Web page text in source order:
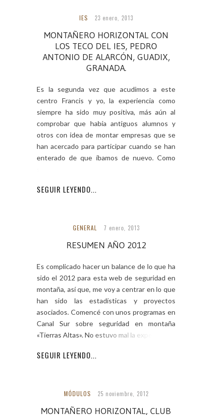
IES 23 enero, 2013
MONTAÑERO HORIZONTAL CON
LOS TECO DEL IES, PEDRO
ANTONIO DE ALARCÓN, GUADIX,
GRANADA.
Es la segunda vez que acudimos a este
centro Francis y yo, la experiencia como
siempre ha sido muy positiva, más aún al
comprobar que había antiguos alumnos y
otros con idea de montar empresas que se
han acercado para participar cuando se han
enterado de que íbamos de nuevo. Como
SEGUIR LEYENDO...
GENERAL 7 enero, 2013
RESUMEN AÑO 2012
Es complicado hacer un balance de lo que ha
sido el 2012 para esta web de seguridad en
montaña, así que, me voy a centrar en lo que
han sido las estadísticas y proyectos
asociados. Comencé con unos programas en
Canal Sur sobre seguridad en montaña
«Tierras Altas». No estuvo mal la experiencia,
SEGUIR LEYENDO...
MÓDULOS 25 noviembre, 2012
MONTAÑERO HORIZONTAL, CLUB